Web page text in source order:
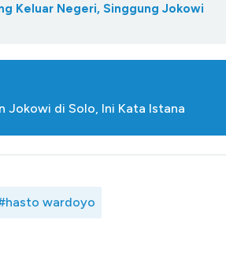
Keluar Negeri, Singgung Jokowi
Jokowi di Solo, Ini Kata Istana
wardoyo